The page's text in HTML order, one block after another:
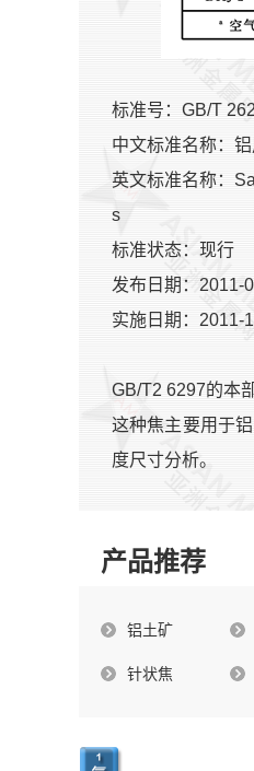
标准号：GB/T
中文标准名称：
英文标准名称：
s
标准状态：现行
发布日期：2011-
实施日期：2011-
GB/T2 6297的本
这种焦主要用于
度尺寸分析。
产品推荐
铝土矿
针状焦